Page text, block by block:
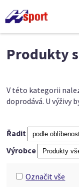
Produkty
V této kategorii
doprodává. U výživy
Řadit
Výrobce
Označit vše